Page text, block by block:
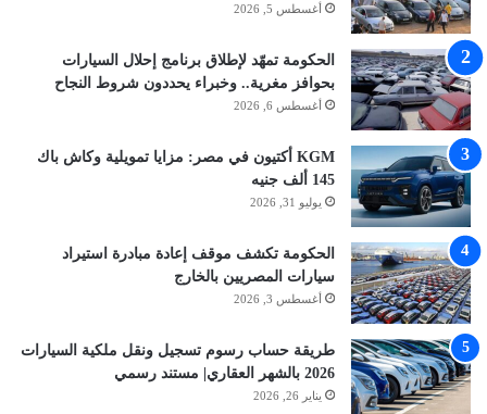
أغسطس 5, 2026
الحكومة تمهّد لإطلاق برنامج إحلال السيارات
بحوافز مغرية.. وخبراء يحددون شروط النجاح
أغسطس 6, 2026
KGM أكتيون في مصر: مزايا تمويلية وكاش باك
145 ألف جنيه
يوليو 31, 2026
الحكومة تكشف موقف إعادة مبادرة استيراد
سيارات المصريين بالخارج
أغسطس 3, 2026
طريقة حساب رسوم تسجيل ونقل ملكية السيارات
2026 بالشهر العقاري| مستند رسمي
يناير 26, 2026